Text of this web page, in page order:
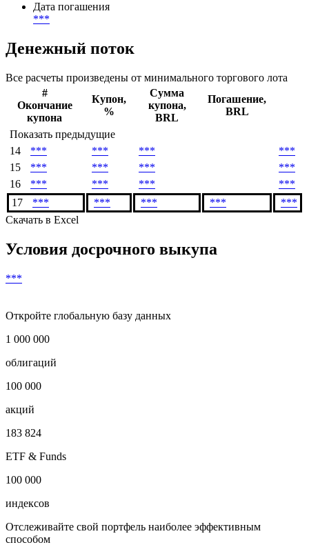
Дата погашения
***
Денежный поток
Все расчеты произведены от минимального торгового лота
#
Окончание
купона
Купон,
%
Сумма
купона,
BRL
Погашение,
BRL
Показать предыдущие
14
*** *** ***
***
15
*** *** ***
***
16
*** *** ***
***
17
*** *** *** ***
***
Скачать в Excel
Условия досрочного выкупа
***
Откройте глобальную базу данных
1 000 000
облигаций
100 000
акций
183 824
ETF & Funds
100 000
индексов
Отслеживайте свой портфель наиболее эффективным
способом